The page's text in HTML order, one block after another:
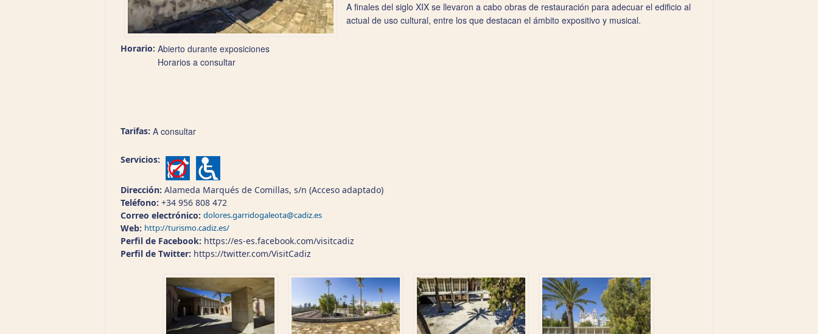
A finales del siglo XIX se llevaron a cabo obras de restauración para adecuar el edificio al
actual de uso cultural, entre los que destacan el ámbito expositivo y musical.
Horario: Abierto durante exposiciones
Horarios a consultar
Tarifas: A consultar
Servicios:
Dirección: Alameda Marqués de Comillas, s/n (Acceso adaptado)
Teléfono: +34 956 808 472
Correo electrónico: dolores.garridogaleota@cadiz.es
Web: http://turismo.cadiz.es/
Perfil de Facebook: https://es-es.facebook.com/visitcadiz
Perfil de Twitter: https://twitter.com/VisitCadiz